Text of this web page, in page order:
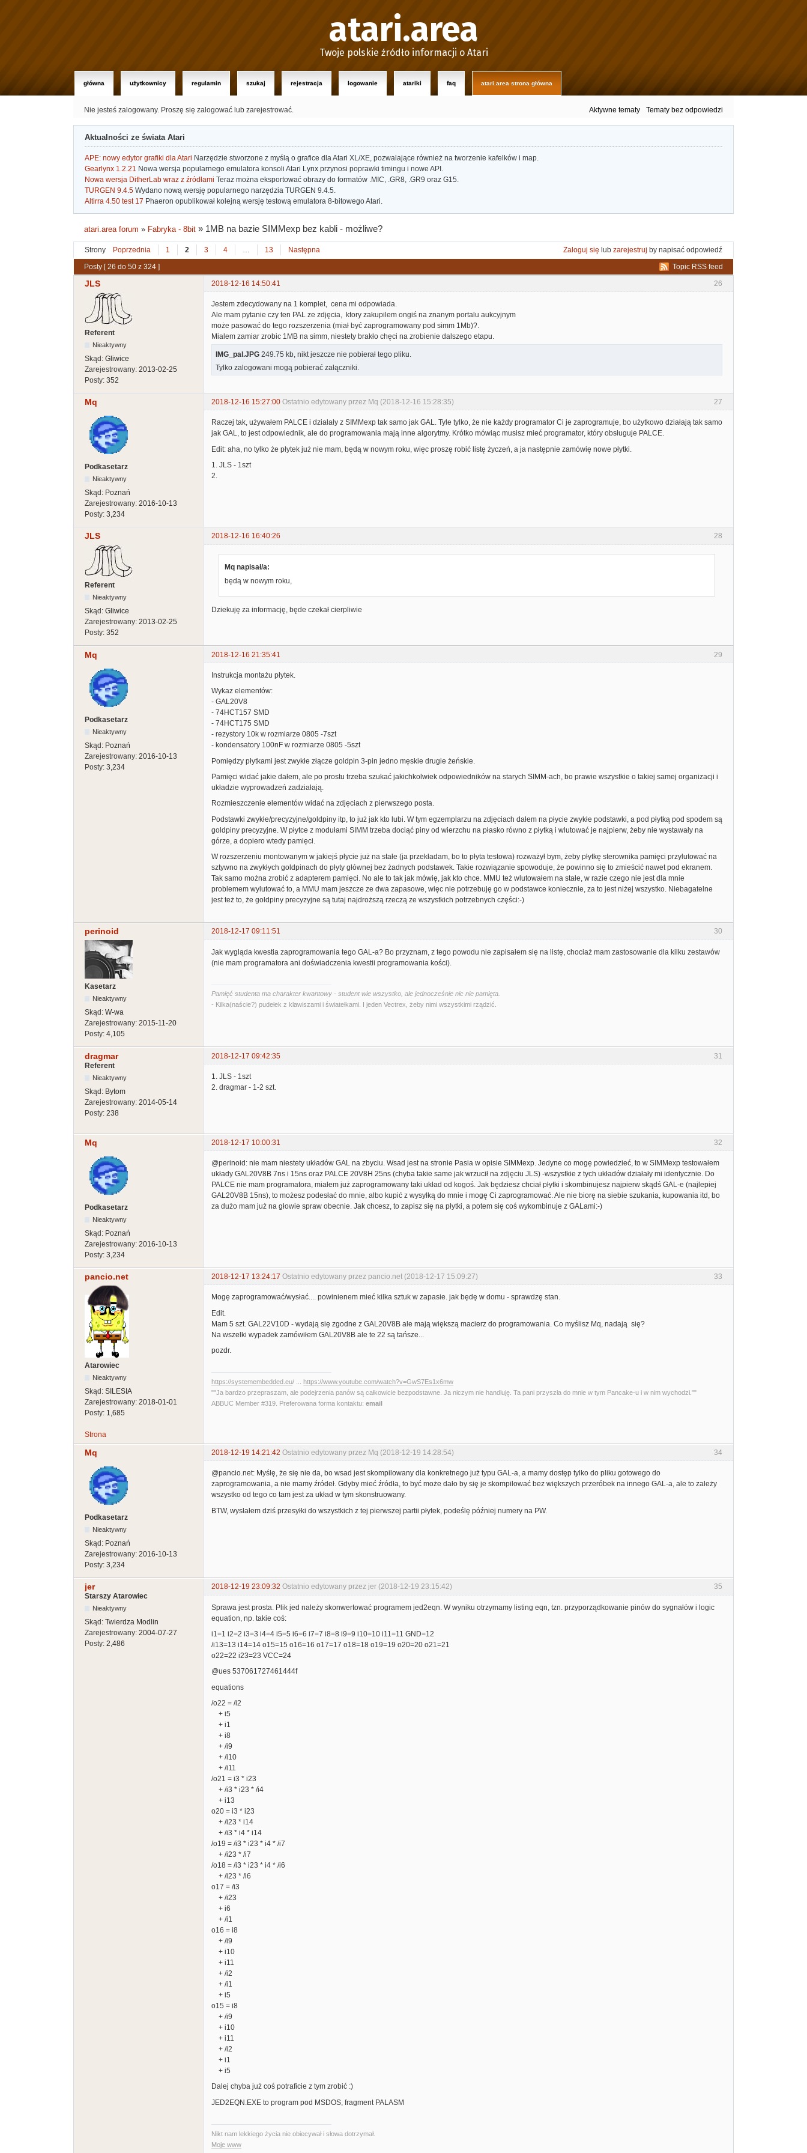
atari.area
Twoje polskie źródło informacji o Atari
główna użytkownicy regulamin szukaj rejestracja logowanie atariki faq atari.area strona główna
Nie jesteś zalogowany. Proszę się zalogować lub zarejestrować. Aktywne tematy Tematy bez odpowiedzi
Aktualności ze świata Atari
APE: nowy edytor grafiki dla Atari Narzędzie stworzone z myślą o grafice dla Atari XL/XE, pozwalające również na tworzenie kafelków i map.
Gearlynx 1.2.21 Nowa wersja popularnego emulatora konsoli Atari Lynx przynosi poprawki timingu i nowe API.
Nowa wersja DitherLab wraz z źródłami Teraz można eksportować obrazy do formatów .MIC, .GR8, .GR9 oraz G15.
TURGEN 9.4.5 Wydano nową wersję popularnego narzędzia TURGEN 9.4.5.
Altirra 4.50 test 17 Phaeron opublikował kolejną wersję testową emulatora 8-bitowego Atari.
atari.area forum » Fabryka - 8bit » 1MB na bazie SIMMexp bez kabli - możliwe?
Strony Poprzednia 1 2 3 4 … 13 Następna Zaloguj się lub zarejestruj by napisać odpowiedź
Topic RSS feed
Posty [ 26 do 50 z 324 ]
26
JLS 2018-12-16 14:50:41
Referent
Nieaktywny
Skąd: Gliwice
Zarejestrowany: 2013-02-25
Posty: 352
Jestem zdecydowany na 1 komplet, cena mi odpowiada.
Ale mam pytanie czy ten PAL ze zdjęcia, ktory zakupilem ongiś na znanym portalu aukcyjnym
może pasować do tego rozszerzenia (miał być zaprogramowany pod simm 1Mb)?.
Mialem zamiar zrobic 1MB na simm, niestety brakło chęci na zrobienie dalszego etapu.
IMG_pal.JPG 249.75 kb, nikt jeszcze nie pobierał tego pliku.
Tylko zalogowani mogą pobierać załączniki.
27
Mq 2018-12-16 15:27:00 Ostatnio edytowany przez Mq (2018-12-16 15:28:35)
Podkasetarz
Nieaktywny
Skąd: Poznań
Zarejestrowany: 2016-10-13
Posty: 3,234
Raczej tak, używałem PALCE i działały z SIMMexp tak samo jak GAL. Tyle tylko, że nie każdy programator Ci je zaprogramuje, bo użytkowo działają tak samo
jak GAL, to jest odpowiednik, ale do programowania mają inne algorytmy. Krótko mówiąc musisz mieć programator, który obsługuje PALCE.
Edit: aha, no tylko że płytek już nie mam, będą w nowym roku, więc proszę robić listę życzeń, a ja następnie zamówię nowe płytki.
1. JLS - 1szt
2.
28
JLS 2018-12-16 16:40:26
Referent
Nieaktywny
Skąd: Gliwice
Zarejestrowany: 2013-02-25
Posty: 352
Mq napisał/a:
będą w nowym roku,
Dziekuję za informację, będe czekał cierpliwie
29
Mq 2018-12-16 21:35:41
Podkasetarz
Nieaktywny
Skąd: Poznań
Zarejestrowany: 2016-10-13
Posty: 3,234
Instrukcja montażu płytek.
Wykaz elementów:
- GAL20V8
- 74HCT157 SMD
- 74HCT175 SMD
- rezystory 10k w rozmiarze 0805 -7szt
- kondensatory 100nF w rozmiarze 0805 -5szt
Pomiędzy płytkami jest zwykłe złącze goldpin 3-pin jedno męskie drugie żeńskie.
Pamięci widać jakie dałem, ale po prostu trzeba szukać jakichkolwiek odpowiedników na starych SIMM-ach, bo prawie wszystkie o takiej samej organizacji i
układzie wyprowadzeń zadziałają.
Rozmieszczenie elementów widać na zdjęciach z pierwszego posta.
Podstawki zwykłe/precyzyjne/goldpiny itp, to już jak kto lubi. W tym egzemplarzu na zdjęciach dałem na płycie zwykłe podstawki, a pod płytką pod spodem są
goldpiny precyzyjne. W płytce z modułami SIMM trzeba dociąć piny od wierzchu na płasko równo z płytką i wlutować je najpierw, żeby nie wystawały na
górze, a dopiero wtedy pamięci.
W rozszerzeniu montowanym w jakiejś płycie już na stałe (ja przekładam, bo to płyta testowa) rozważył bym, żeby płytkę sterownika pamięci przylutować na
sztywno na zwykłych goldpinach do płyty głównej bez żadnych podstawek. Takie rozwiązanie spowoduje, że powinno się to zmieścić nawet pod ekranem.
Tak samo można zrobić z adapterem pamięci. No ale to tak jak mówię, jak kto chce. MMU też wlutowałem na stałe, w razie czego nie jest dla mnie
problemem wylutować to, a MMU mam jeszcze ze dwa zapasowe, więc nie potrzebuję go w podstawce koniecznie, za to jest niżej wszystko. Niebagatelne
jest też to, że goldpiny precyzyjne są tutaj najdroższą rzeczą ze wszystkich potrzebnych części:-)
30
perinoid 2018-12-17 09:11:51
Kasetarz
Nieaktywny
Skąd: W-wa
Zarejestrowany: 2015-11-20
Posty: 4,105
Jak wygląda kwestia zaprogramowania tego GAL-a? Bo przyznam, z tego powodu nie zapisałem się na listę, chociaż mam zastosowanie dla kilku zestawów
(nie mam programatora ani doświadczenia kwestii programowania kości).
Pamięć studenta ma charakter kwantowy - student wie wszystko, ale jednocześnie nic nie pamięta.
- Kilka(naście?) pudełek z klawiszami i światełkami. I jeden Vectrex, żeby nimi wszystkimi rządzić.
31
dragmar
2018-12-17 09:42:35
Referent
Nieaktywny
Skąd: Bytom
Zarejestrowany: 2014-05-14
Posty: 238
1. JLS - 1szt
2. dragmar - 1-2 szt.
32
Mq 2018-12-17 10:00:31
Podkasetarz
Nieaktywny
Skąd: Poznań
Zarejestrowany: 2016-10-13
Posty: 3,234
@perinoid: nie mam niestety układów GAL na zbyciu. Wsad jest na stronie Pasia w opisie SIMMexp. Jedyne co mogę powiedzieć, to w SIMMexp testowałem
układy GAL20V8B 7ns i 15ns oraz PALCE 20V8H 25ns (chyba takie same jak wrzucił na zdjęciu JLS) -wszystkie z tych układów działały mi identycznie. Do
PALCE nie mam programatora, miałem już zaprogramowany taki układ od kogoś. Jak będziesz chciał płytki i skombinujesz najpierw skądś GAL-e (najlepiej
GAL20V8B 15ns), to możesz podesłać do mnie, albo kupić z wysyłką do mnie i mogę Ci zaprogramować. Ale nie biorę na siebie szukania, kupowania itd, bo
za dużo mam już na głowie spraw obecnie. Jak chcesz, to zapisz się na płytki, a potem się coś wykombinuje z GALami:-)
33
pancio.net 2018-12-17 13:24:17 Ostatnio edytowany przez pancio.net (2018-12-17 15:09:27)
Atarowiec
Nieaktywny
Skąd: SILESIA
Zarejestrowany: 2018-01-01
Posty: 1,685
Mogę zaprogramować/wysłać.... powinienem mieć kilka sztuk w zapasie. jak będę w domu - sprawdzę stan.
Edit.
Mam 5 szt. GAL22V10D - wydają się zgodne z GAL20V8B ale mają większą macierz do programowania. Co myślisz Mq, nadają się?
Na wszelki wypadek zamówiłem GAL20V8B ale te 22 są tańsze...
pozdr.
https://systemembedded.eu/ ... https://www.youtube.com/watch?v=GwS7Es1x6mw
""Ja bardzo przepraszam, ale podejrzenia panów są całkowicie bezpodstawne. Ja niczym nie handluję. Ta pani przyszła do mnie w tym Pancake-u i w nim wychodzi.""
ABBUC Member #319. Preferowana forma kontaktu: email
Strona
34
Mq 2018-12-19 14:21:42 Ostatnio edytowany przez Mq (2018-12-19 14:28:54)
Podkasetarz
Nieaktywny
Skąd: Poznań
Zarejestrowany: 2016-10-13
Posty: 3,234
@pancio.net: Myślę, że się nie da, bo wsad jest skompilowany dla konkretnego już typu GAL-a, a mamy dostęp tylko do pliku gotowego do
zaprogramowania, a nie mamy źródeł. Gdyby mieć źródła, to być może dało by się je skompilować bez większych przeróbek na innego GAL-a, ale to zależy
wszystko od tego co tam jest za układ w tym skonstruowany.
BTW, wysłałem dziś przesyłki do wszystkich z tej pierwszej partii płytek, podeślę później numery na PW.
35
jer 2018-12-19 23:09:32 Ostatnio edytowany przez jer (2018-12-19 23:15:42)
Starszy Atarowiec
Nieaktywny
Skąd: Twierdza Modlin
Zarejestrowany: 2004-07-27
Posty: 2,486
Sprawa jest prosta. Plik jed należy skonwertować programem jed2eqn. W wyniku otrzymamy listing eqn, tzn. przyporządkowanie pinów do sygnałów i logic
equation, np. takie coś:
i1=1 i2=2 i3=3 i4=4 i5=5 i6=6 i7=7 i8=8 i9=9 i10=10 i11=11 GND=12
/i13=13 i14=14 o15=15 o16=16 o17=17 o18=18 o19=19 o20=20 o21=21
o22=22 i23=23 VCC=24
@ues 537061727461444f
equations
/o22 = /i2
+ i5
+ i1
+ i8
+ /i9
+ /i10
+ /i11
/o21 = i3 * i23
+ /i3 * i23 * /i4
+ i13
o20 = i3 * i23
+ /i23 * i14
+ /i3 * i4 * i14
/o19 = /i3 * i23 * i4 * /i7
+ /i23 * /i7
/o18 = /i3 * i23 * i4 * /i6
+ /i23 * /i6
o17 = /i3
+ /i23
+ i6
+ /i1
o16 = i8
+ /i9
+ i10
+ i11
+ /i2
+ /i1
+ i5
o15 = i8
+ /i9
+ i10
+ i11
+ /i2
+ i1
+ i5
Dalej chyba już coś potraficie z tym zrobić :)
JED2EQN.EXE to program pod MSDOS, fragment PALASM
Nikt nam lekkiego życia nie obiecywał i słowa dotrzymał.
Moje www